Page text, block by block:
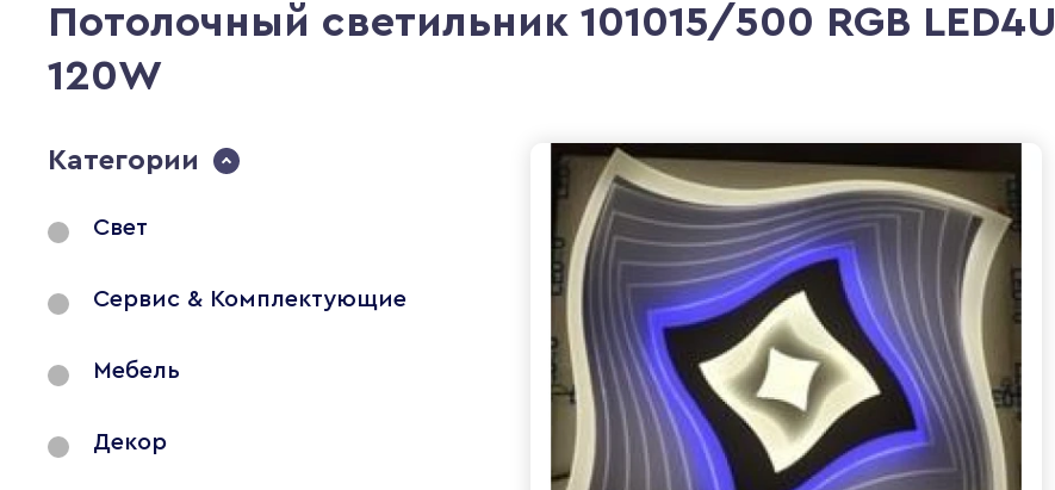
Потолочный светильник 101015/500 RGB LED4U
120W
Категории
Свет
Сервис & Комплектующие
Мебель
Декор